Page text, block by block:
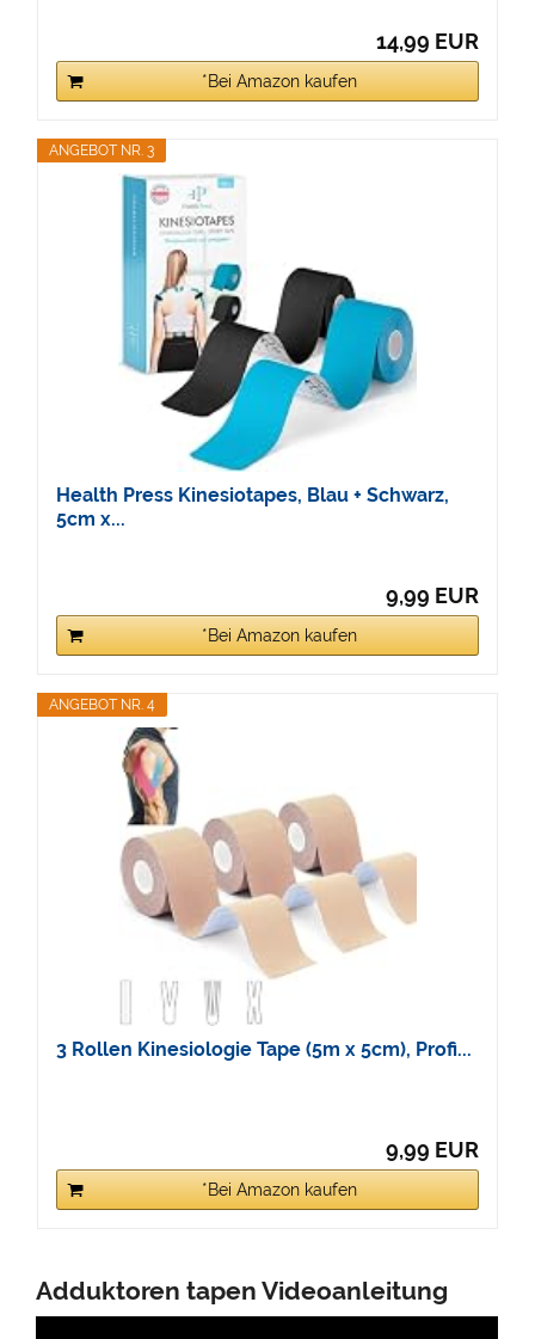
14,99 EUR
*Bei Amazon kaufen
ANGEBOT NR. 3
Health Press Kinesiotapes, Blau + Schwarz,
5cm x...
9,99 EUR
*Bei Amazon kaufen
ANGEBOT NR. 4
3 Rollen Kinesiologie Tape (5m x 5cm), Profi...
9,99 EUR
*Bei Amazon kaufen
Adduktoren tapen Videoanleitung